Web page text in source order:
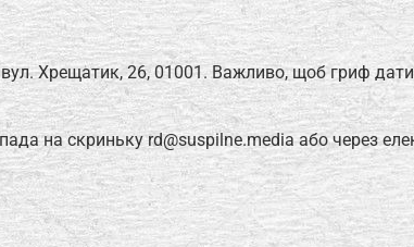
Хрещатик, 26, 01001. Важливо, щоб гриф
на скриньку rd@suspilne.media або через